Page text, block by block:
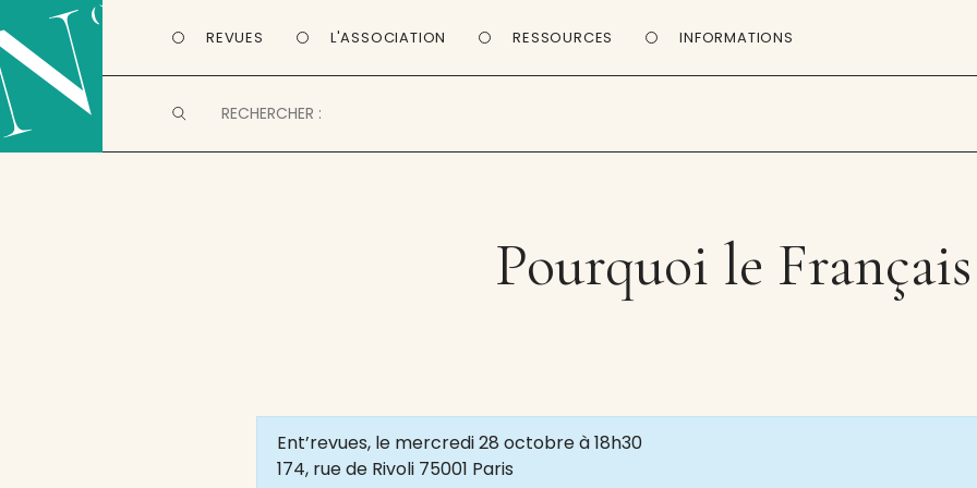
REVUES L'ASSOCIATION RESSOURCES INFORMATIONS
Pourquoi le Français
Ent’revues, le mercredi 28 octobre à 18h30
174, rue de Rivoli 75001 Paris